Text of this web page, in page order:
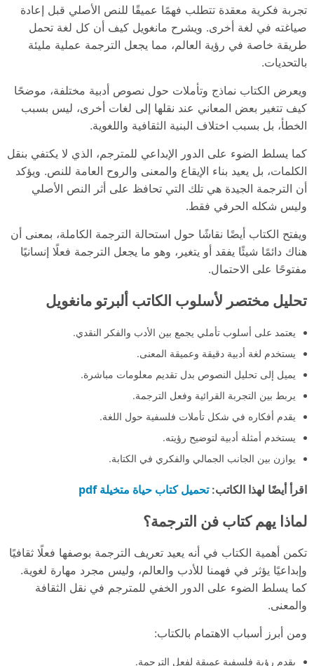
تجربة فكرية معقدة تتطلب فهمًا عميقًا للنص الأصلي قبل إعادة
صياغته في لغة أخرى. ويشرح مانغويل كيف أن كل لغة تحمل
طريقة خاصة في رؤية العالم، مما يجعل الترجمة عملية مليئة
بالتحديات.
ويعرض الكتاب نماذج وتأملات حول نصوص أدبية مختلفة، موضحًا
كيف تتغير بعض المعاني عند نقلها إلى لغات أخرى، ليس بسبب
الخطأ، بل بسبب اختلاف البنية الثقافية واللغوية.
كما يسلط الضوء على الدور الإبداعي للمترجم، الذي لا يكتفي بنقل
الكلمات، بل يعيد بناء الإيقاع والمعنى والروح العامة للنص. ويؤكد
أن الترجمة الجيدة هي تلك التي تحافظ على أثر النص الأصلي
وليس شكله الحرفي فقط.
ويفتح الكتاب أيضًا نقاشًا حول استحالة الترجمة الكاملة، بمعنى أن
هناك دائمًا شيئًا يفقد أو يتغير، وهو ما يجعل الترجمة فعلًا إنسانيًا
مفتوحًا على الاحتمال.
تحليل مختصر لأسلوب الكاتب ألبرتو مانغويل
يعتمد على أسلوب تأملي يجمع بين الأدب والفكر النقدي.
يستخدم لغة أدبية دقيقة وعميقة المعنى.
يميل إلى تحليل النصوص بدل تقديم معلومات مباشرة.
يربط بين التجربة القرائية وفعل الترجمة.
يقدم أفكاره في شكل تأملات فلسفية حول اللغة.
يستخدم أمثلة أدبية لتوضيح رؤيته.
يوازن بين الجانب الجمالي والفكري في الكتابة.
اقرأ أيضًا لهذا الكاتب:تحميل كتاب حياة متخيلة pdf
لماذا يهم كتاب فن الترجمة؟
تكمن أهمية الكتاب في أنه يعيد تعريف الترجمة بوصفها فعلًا ثقافيًا
وإبداعيًا يؤثر في فهمنا للأدب والعالم، وليس مجرد مهارة لغوية.
كما يسلط الضوء على الدور الخفي للمترجم في نقل الثقافة
والمعنى.
ومن أبرز أسباب الاهتمام بالكتاب:
يقدم رؤية فلسفية عميقة لفعل الترجمة.